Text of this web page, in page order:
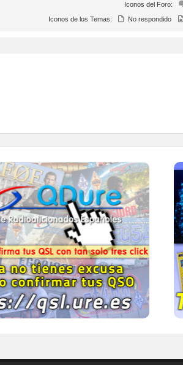
Iconos del Foro:
Iconos de los Temas:
No respondido
- https://qsl.ure.es
tus QSL en tan solo tres
click.
fue tan fácil y cómodo
tus contactos.
IR A QDURE